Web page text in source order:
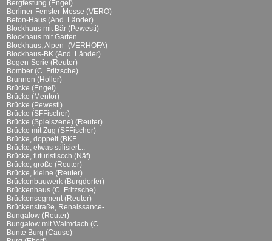
Bergfestung (Engel)
Berliner-Fenster-Messe (VERO)
Beton-Haus (And. Länder)
Blockhaus mit Bär (Pewesti)
Blockhaus mit Garten...
Blockhaus, Alpen- (VERHOFA)
Blockhaus-BK (And. Länder)
Bogen-Serie (Reuter)
Bomber (C. Fritzsche)
Brunnen (Holler)
Brücke (Engel)
Brücke (Mentor)
Brücke (Pewesti)
Brücke (SFFischer)
Brücke (Spielszene) (Reuter)
Brücke mit Zug (SFFischer)
Brücke, doppelt (BKF...
Brücke, etwas stilisiert...
Brücke, futuristiscch (Näf)
Brücke, große (Reuter)
Brücke, kleine (Reuter)
Brückenbauwerk (Burgdorfer)
Brückenhaus (C. Fritzsche)
Brückensegment (Reuter)
Brückenstraße, Renaissance-...
Bungalow (Reuter)
Bungalow mit Walmdach (C....
Bunte Burg (Cause)